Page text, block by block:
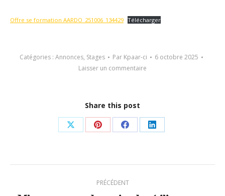
Offre se formation AARDO_251006_134429 Télécharger
Catégories : Annonces, Stages Par Kpaar-ci
6 octobre 2025
Laisser un commentaire
Share this post
Partager
X
Partager
Pinterest
Partager
Facebook
Partager
LinkedIn
PRÉCÉDENT